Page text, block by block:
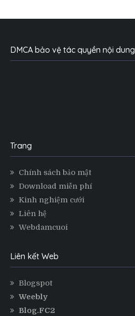
DMCA bảo vệ tác quyền nội dung
Trang
Chính sách bảo mật
Download miễn phí
Kinh nghiệm cưới
Liên hệ
Webdamcuoi
Liên kết Web
Blogspot
Weebly
Blog.FC2